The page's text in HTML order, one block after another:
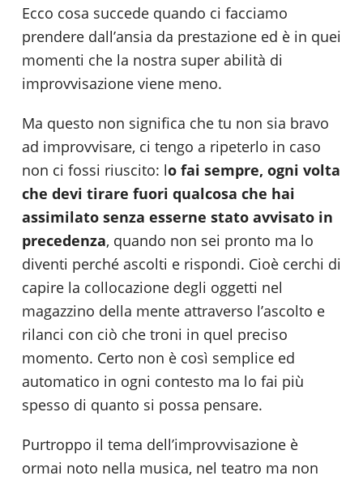
Ecco cosa succede quando ci facciamo
prendere dall’ansia da prestazione ed è in quei
momenti che la nostra super abilità di
improvvisazione viene meno.
Ma questo non significa che tu non sia bravo
ad improvvisare, ci tengo a ripeterlo in caso
non ci fossi riuscito: lo fai sempre, ogni volta
che devi tirare fuori qualcosa che hai
assimilato senza esserne stato avvisato in
precedenza, quando non sei pronto ma lo
diventi perché ascolti e rispondi. Cioè cerchi di
capire la collocazione degli oggetti nel
magazzino della mente attraverso l’ascolto e
rilanci con ciò che troni in quel preciso
momento. Certo non è così semplice ed
automatico in ogni contesto ma lo fai più
spesso di quanto si possa pensare.
Purtroppo il tema dell’improvvisazione è
ormai noto nella musica, nel teatro ma non